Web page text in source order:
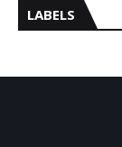
LABELS